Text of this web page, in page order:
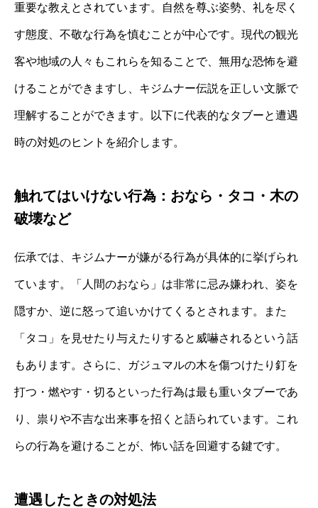
重要な教えとされています。自然を尊ぶ姿勢、礼を尽く
す態度、不敬な行為を慎むことが中心です。現代の観光
客や地域の人々もこれらを知ることで、無用な恐怖を避
けることができますし、キジムナー伝説を正しい文脈で
理解することができます。以下に代表的なタブーと遭遇
時の対処のヒントを紹介します。
触れてはいけない行為：おなら・タコ・木の
破壊など
伝承では、キジムナーが嫌がる行為が具体的に挙げられ
ています。「人間のおなら」は非常に忌み嫌われ、姿を
隠すか、逆に怒って追いかけてくるとされます。また
「タコ」を見せたり与えたりすると威嚇されるという話
もあります。さらに、ガジュマルの木を傷つけたり釘を
打つ・燃やす・切るといった行為は最も重いタブーであ
り、祟りや不吉な出来事を招くと語られています。これ
らの行為を避けることが、怖い話を回避する鍵です。
遭遇したときの対処法